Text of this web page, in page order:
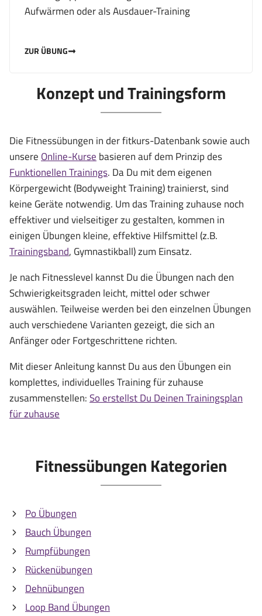
Aufwärmen oder als Ausdauer-Training
ZUR ÜBUNG
Konzept und Trainingsform
Die Fitnessübungen in der fitkurs-Datenbank sowie auch
unsere Online-Kurse basieren auf dem Prinzip des
Funktionellen Trainings. Da Du mit dem eigenen
Körpergewicht (Bodyweight Training) trainierst, sind
keine Geräte notwendig. Um das Training zuhause noch
effektiver und vielseitiger zu gestalten, kommen in
einigen Übungen kleine, effektive Hilfsmittel (z.B.
Trainingsband, Gymnastikball) zum Einsatz.
Je nach Fitnesslevel kannst Du die Übungen nach den
Schwierigkeitsgraden leicht, mittel oder schwer
auswählen. Teilweise werden bei den einzelnen Übungen
auch verschiedene Varianten gezeigt, die sich an
Anfänger oder Fortgeschrittene richten.
Mit dieser Anleitung kannst Du aus den Übungen ein
komplettes, individuelles Training für zuhause
zusammenstellen:So erstellst Du Deinen Trainingsplan
für zuhause
Fitnessübungen Kategorien
Po Übungen
Bauch Übungen
Rumpfübungen
Rückenübungen
Dehnübungen
Loop Band Übungen